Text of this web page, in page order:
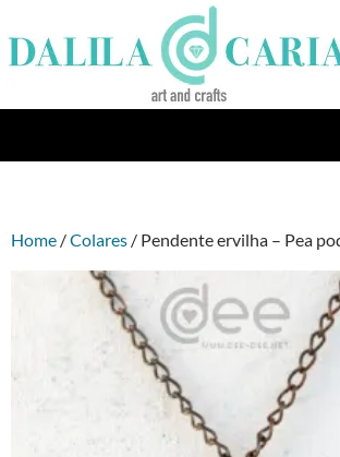
to
content
Home /Colares / Pendente ervilha – Pea